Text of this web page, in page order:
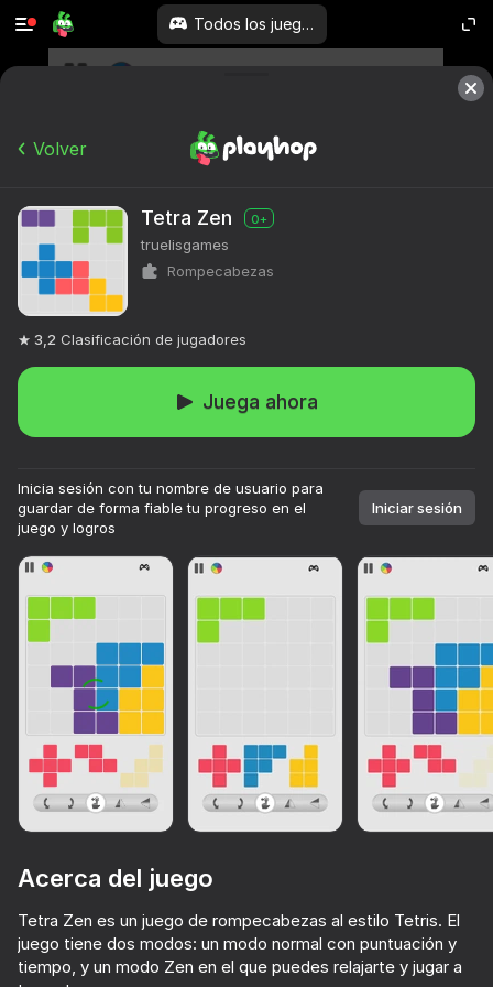
Todos los juegos
Volver
Tetra Zen 0+
truelisgames
Rompecabezas
3,2 Clasificación de jugadores
Juega ahora
Inicia sesión con tu nombre de usuario para
guardar de forma fiable tu progreso en el
juego y logros
Iniciar sesión
Acerca del juego
Tetra Zen es un juego de rompecabezas al estilo Tetris. El
juego tiene dos modos: un modo normal con puntuación y
tiempo, y un modo Zen en el que puedes relajarte y jugar a